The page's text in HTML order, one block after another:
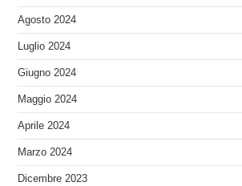
Agosto 2024
Luglio 2024
Giugno 2024
Maggio 2024
Aprile 2024
Marzo 2024
Dicembre 2023